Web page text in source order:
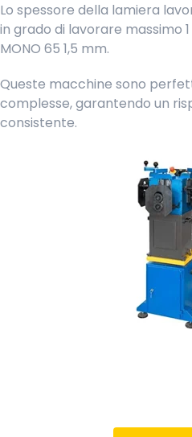
Lo spessore della lamiera
in grado di lavorare massimo
MONO 65 1,5 mm.
Queste macchine sono
complesse, garantendo un
consistente.